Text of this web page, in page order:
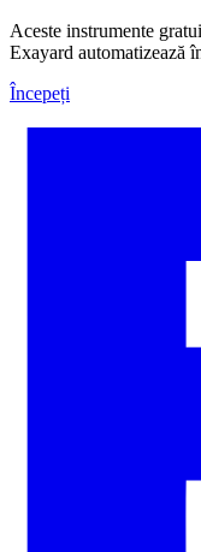
Aceste instrumente
Exayard automatizează
Începeți